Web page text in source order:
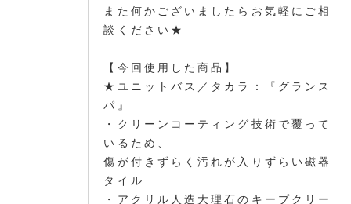
また何かございましたらお気軽にご相
談ください★
【今回使用した商品】
★ユニットバス／タカラ：『グランス
パ』
・クリーンコーティング技術で覆って
いるため、
傷が付きずらく汚れが入りずらい磁器
タイル
・アクリル人造大理石のキープクリー